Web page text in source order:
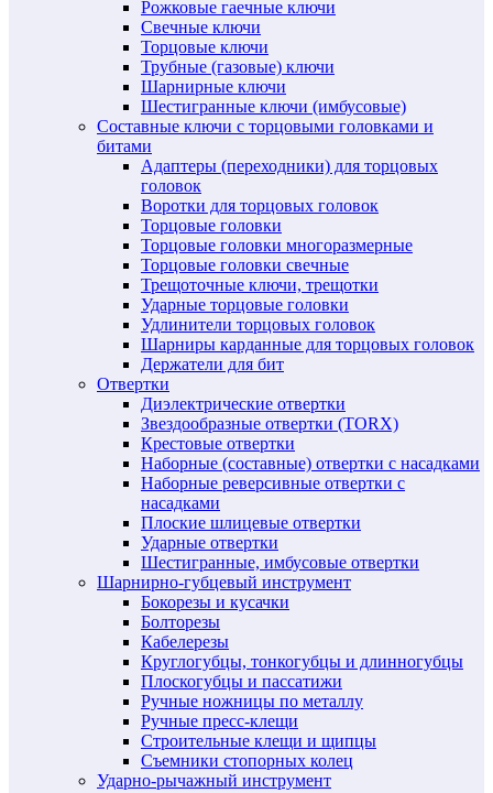
Рожковые гаечные ключи
Свечные ключи
Торцовые ключи
Трубные (газовые) ключи
Шарнирные ключи
Шестигранные ключи (имбусовые)
Составные ключи с торцовыми головками и
битами
Адаптеры (переходники) для торцовых
головок
Воротки для торцовых головок
Торцовые головки
Торцовые головки многоразмерные
Торцовые головки свечные
Трещоточные ключи, трещотки
Ударные торцовые головки
Удлинители торцовых головок
Шарниры карданные для торцовых головок
Держатели для бит
Отвертки
Диэлектрические отвертки
Звездообразные отвертки (TORX)
Крестовые отвертки
Наборные (составные) отвертки с насадками
Наборные реверсивные отвертки с
насадками
Плоские шлицевые отвертки
Ударные отвертки
Шестигранные, имбусовые отвертки
Шарнирно-губцевый инструмент
Бокорезы и кусачки
Болторезы
Кабелерезы
Круглогубцы, тонкогубцы и длинногубцы
Плоскогубцы и пассатижи
Ручные ножницы по металлу
Ручные пресс-клещи
Строительные клещи и щипцы
Съемники стопорных колец
Ударно-рычажный инструмент